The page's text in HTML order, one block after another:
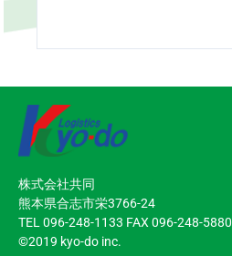
株式会社共同
熊本県合志市栄3766-24
TEL 096-248-1133 FAX 096-248-5880
©2019 kyo-do inc.